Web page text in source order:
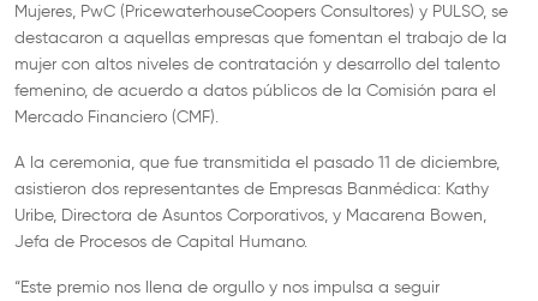
Mujeres, PwC (PricewaterhouseCoopers Consultores) y PULSO, se
destacaron a aquellas empresas que fomentan el trabajo de la
mujer con altos niveles de contratación y desarrollo del talento
femenino, de acuerdo a datos públicos de la Comisión para el
Mercado Financiero (CMF).
A la ceremonia, que fue transmitida el pasado 11 de diciembre,
asistieron dos representantes de Empresas Banmédica: Kathy
Uribe, Directora de Asuntos Corporativos, y Macarena Bowen,
Jefa de Procesos de Capital Humano.
“Este premio nos llena de orgullo y nos impulsa a seguir